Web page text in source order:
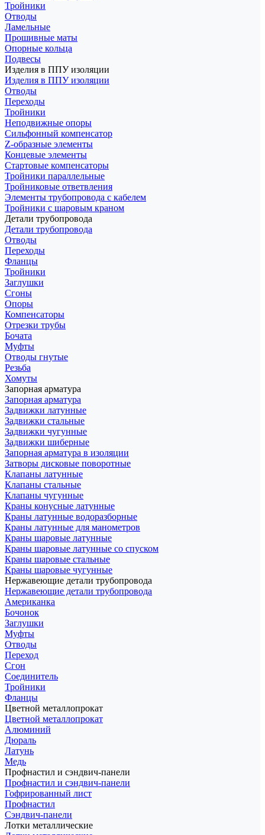
Тройники
Отводы
Ламельные
Прошивные маты
Опорные кольца
Подвесы
Изделия в ППУ изоляции
Изделия в ППУ изоляции
Отводы
Переходы
Тройники
Неподвижные опоры
Cильфонный компенсатор
Z-образные элементы
Концевые элементы
Стартовые компенсаторы
Тройники параллельные
Тройниковые ответвления
Элементы трубопровода с кабелем
Тройники с шаровым краном
Детали трубопровода
Детали трубопровода
Отводы
Переходы
Фланцы
Тройники
Заглушки
Сгоны
Опоры
Компенсаторы
Отрезки трубы
Бочата
Муфты
Отводы гнутые
Резьба
Хомуты
Запорная арматура
Запорная арматура
Задвижки латунные
Задвижки стальные
Задвижки чугунные
Задвижки шиберные
Запорная арматура в изоляции
Затворы дисковые поворотные
Клапаны латунные
Клапаны стальные
Клапаны чугунные
Краны конусные латунные
Краны латунные водоразборные
Краны латунные для манометров
Краны шаровые латунные
Краны шаровые латунные со спуском
Краны шаровые стальные
Краны шаровые чугунные
Нержавеющие детали трубопровода
Нержавеющие детали трубопровода
Американка
Бочонок
Заглушки
Муфты
Отводы
Переход
Сгон
Соединитель
Тройники
Фланцы
Цветной металлопрокат
Цветной металлопрокат
Алюминий
Дюраль
Латунь
Медь
Профнастил и сэндвич-панели
Профнастил и сэндвич-панели
Гофрированный лист
Профнастил
Сэндвич-панели
Лотки металлические